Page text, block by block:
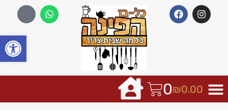
₪0.00
0